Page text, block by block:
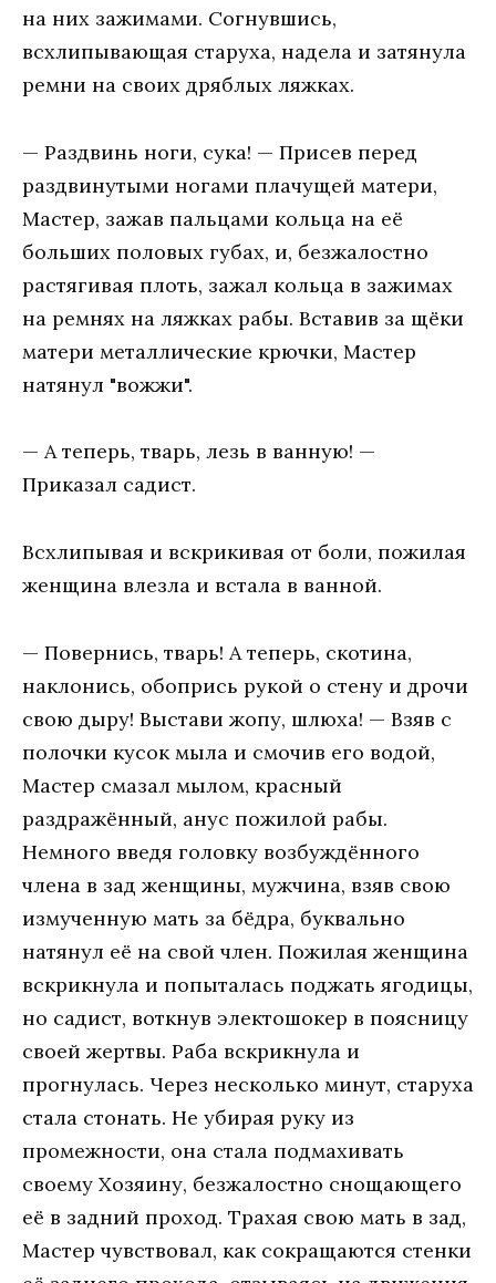
на них зажимами. Согнувшись,
всхлипывающая старуха, надела и затянула
ремни на своих дряблых ляжках.
— Раздвинь ноги, сука! — Присев перед
раздвинутыми ногами плачущей матери,
Мастер, зажав пальцами кольца на её
больших половых губах, и, безжалостно
растягивая плоть, зажал кольца в зажимах
на ремнях на ляжках рабы. Вставив за щёки
матери металлические крючки, Мастер
натянул "вожжи".
— А теперь, тварь, лезь в ванную! —
Приказал садист.
Всхлипывая и вскрикивая от боли, пожилая
женщина влезла и встала в ванной.
— Повернись, тварь! А теперь, скотина,
наклонись, обопрись рукой о стену и дрочи
свою дыру! Выстави жопу, шлюха! — Взяв с
полочки кусок мыла и смочив его водой,
Мастер смазал мылом, красный
раздражённый, анус пожилой рабы.
Немного введя головку возбуждённого
члена в зад женщины, мужчина, взяв свою
измученную мать за бёдра, буквально
натянул её на свой член. Пожилая женщина
вскрикнула и попыталась поджать ягодицы,
но садист, воткнув электошокер в поясницу
своей жертвы. Раба вскрикнула и
прогнулась. Через несколько минут, старуха
стала стонать. Не убирая руку из
промежности, она стала подмахивать
своему Хозяину, безжалостно снощающего
её в задний проход. Трахая свою мать в зад,
Мастер чувствовал, как сокращаются стенки